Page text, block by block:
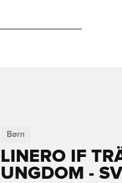
Børn
LINERO IF
UNGDOM -